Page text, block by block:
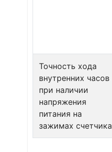
Точность хода
внутренних часов
при наличии
напряжения
питания на
зажимах счетчика